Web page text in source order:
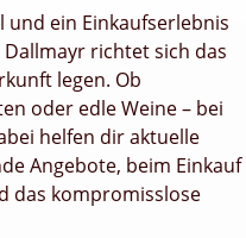
ein Einkaufserlebnis
richtet sich das
legen. Ob
oder edle Weine – bei
helfen dir aktuelle
Angebote, beim Einkauf
das kompromisslose